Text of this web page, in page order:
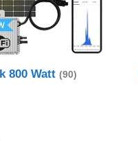
800 Watt(90)